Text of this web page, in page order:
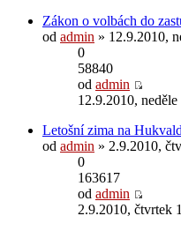
Zákon o volbách do
od admin » 12.9.2010,
0
58840
od admin
12.9.2010, neděle
Letošní zima na
od admin » 2.9.2010,
0
163617
od admin
2.9.2010, čtvrtek